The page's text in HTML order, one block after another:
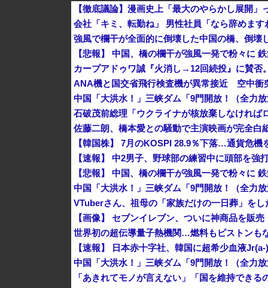
【徹底議論】漫画史上「最大のやらかし展開」
石破茂前総理「ウクライナが核放棄しなければ
佐藤二朗、橋本愛との騒動で主演映画が完全白
【韓国株】 7月のKOSPI 28.9％下落…通貨危機
VTuberさん、祖母の「家族だけの一日葬」をし
【画像】 セブンイレブン、ついに神商品を販売
世界初の超伝導量子熱機関…燃料もピストンも